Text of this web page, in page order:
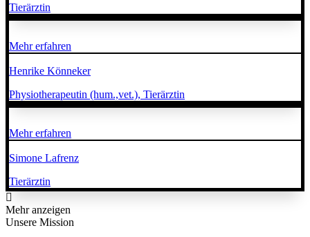
Tierärztin
Mehr erfahren
Henrike Könneker
Physiotherapeutin (hum.,vet.), Tierärztin
Mehr erfahren
Simone Lafrenz
Tierärztin
Mehr anzeigen
Unsere Mission